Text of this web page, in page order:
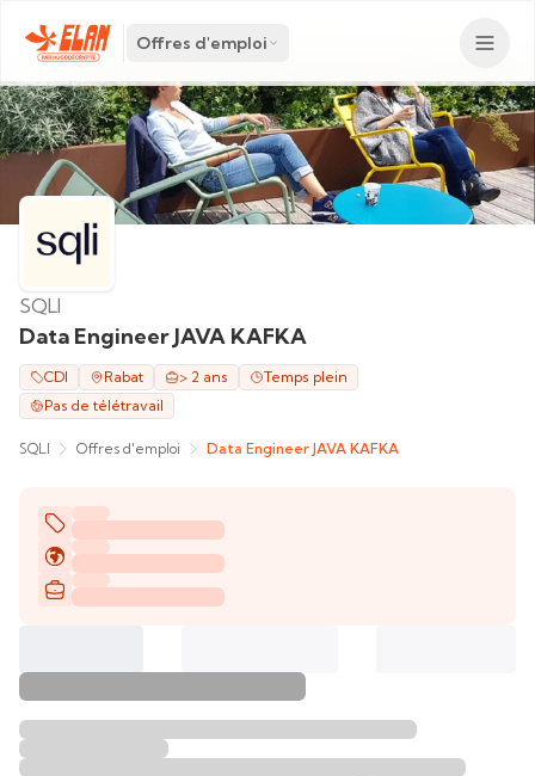
Offres d'emploi
Data Engineer JAVA KAFKA
SQLI
CDI Rabat > 2 ans
Temps plein
Pas de télétravail
SQLI Offres d'emploi Data Engineer JAVA KAFKA